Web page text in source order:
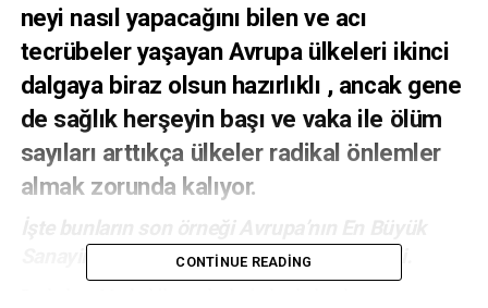
neyi nasıl yapacağını bilen ve acı
tecrübeler yaşayan Avrupa ülkeleri ikinci
dalgaya biraz olsun hazırlıklı , ancak gene
de sağlık herşeyin başı ve vaka ile ölüm
sayıları arttıkça ülkeler radikal önlemler
almak zorunda kalıyor.
Sanayii ve Üretim ülkesi Almanya’dan geldi.
CONTINUE READING